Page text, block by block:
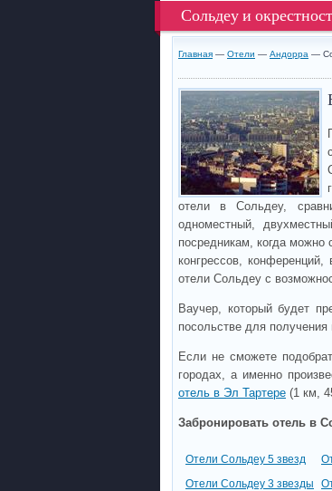
Сольдеу и
Главная — Отели — Андорра —
отели в Сольдеу,
одноместный,
посредникам, когда можно
конгрессов,
отели Сольдеу с
Ваучер, который будет
посольстве для
Если не сможете
городах, а именно
отель в Эл Тартере (1 км,
Забронировать отель в
Отели Сольдеу 5 звезд
Отели Сольдеу 3 звезды